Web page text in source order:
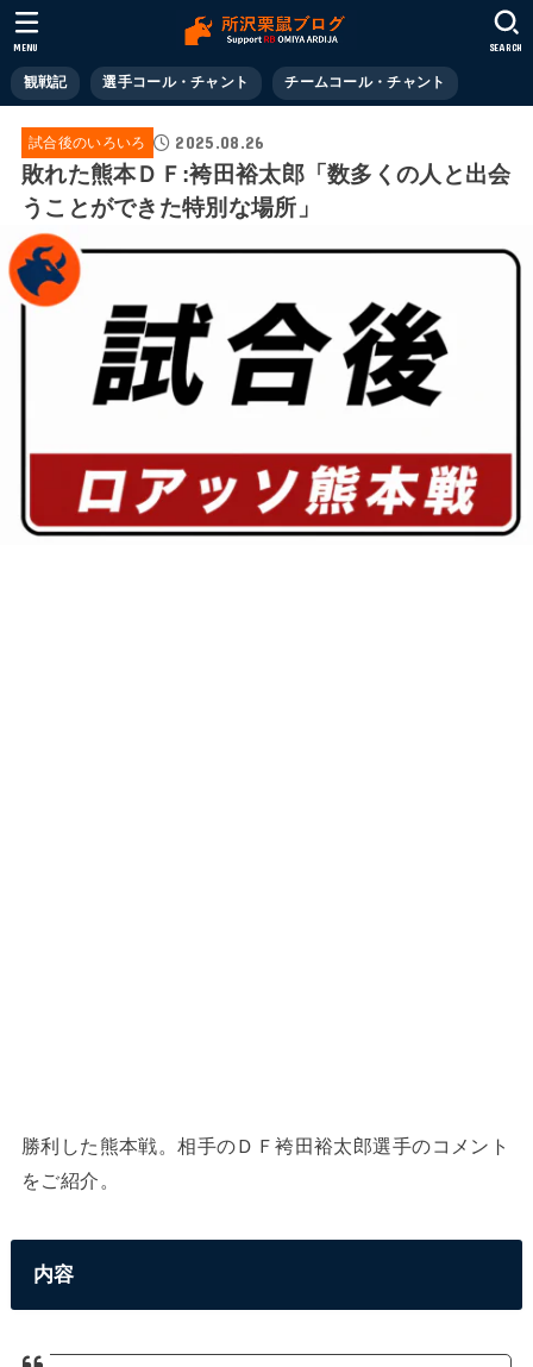
観戦記 選手コール・チャント チームコール・チャント
SEARCH
MENU
試合後のいろいろ 2025.08.26
敗れた熊本ＤＦ:袴田裕太郎「数多くの人と出会
うことができた特別な場所」
勝利した熊本戦。相手のＤＦ袴田裕太郎選手のコメント
をご紹介。
内容